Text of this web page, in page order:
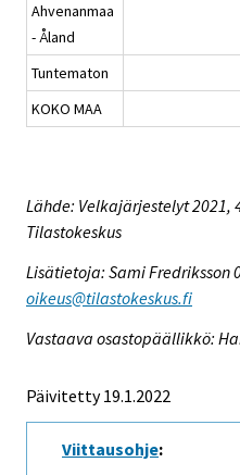
Ahvenanmaa
- Åland
Tuntematon
KOKO MAA
Lähde: Velkajärjestelyt 2021,
Tilastokeskus
Lisätietoja: Sami Fredriksson
oikeus@tilastokeskus.fi
Vastaava osastopäällikkö:
Päivitetty 19.1.2022
Viittausohje: